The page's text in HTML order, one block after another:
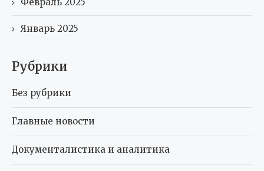
Январь 2025
Рубрики
Без рубрики
Главные новости
Документалистика и аналитика